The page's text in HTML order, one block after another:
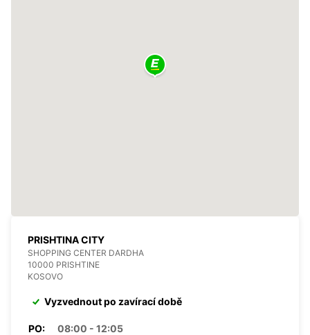
PRISHTINA CITY
SHOPPING CENTER DARDHA
10000 PRISHTINE
KOSOVO
Vyzvednout po zavírací době
PO:
08:00 - 12:05